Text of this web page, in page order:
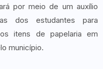
por meio de um auxílio
dos estudantes para
itens de papelaria em
município.